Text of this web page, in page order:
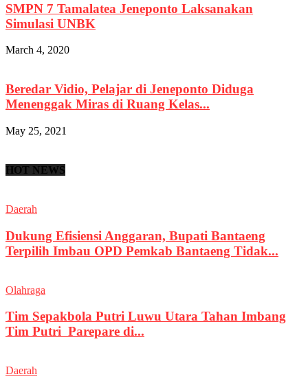
SMPN 7 Tamalatea Jeneponto Laksanakan
Simulasi UNBK
March 4, 2020
Beredar Vidio, Pelajar di Jeneponto Diduga
Menenggak Miras di Ruang Kelas...
May 25, 2021
HOT NEWS
Daerah
Dukung Efisiensi Anggaran, Bupati Bantaeng
Terpilih Imbau OPD Pemkab Bantaeng Tidak...
Olahraga
Tim Sepakbola Putri Luwu Utara Tahan Imbang
Tim Putri Parepare di...
Daerah